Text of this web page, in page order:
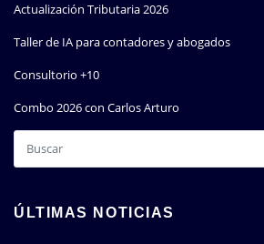
Actualización Tributaria 2026
Taller de IA para contadores y abogados
Consultorio +10
Combo 2026 con Carlos Arturo
ÚLTIMAS NOTICIAS